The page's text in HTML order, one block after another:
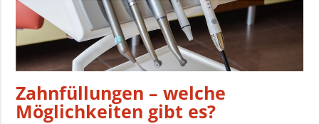
Zahnfüllungen – welche
Möglichkeiten gibt es?